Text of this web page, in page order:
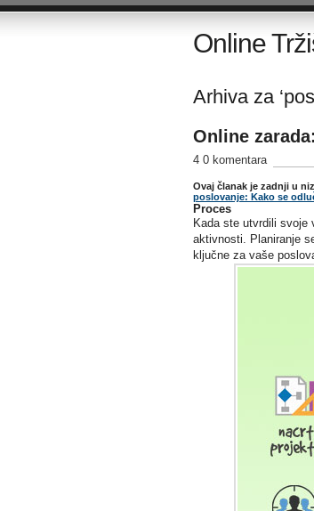
Online
Arhiva za
Online
4 0 komentara
Ovaj članak je zadnji u
poslovanje: Kako se
Proces
Kada ste utvrdili svoje
aktivnosti. Planiranje
ključne za vaše